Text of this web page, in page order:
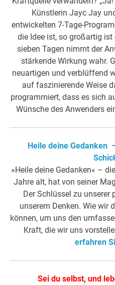
Künstlerin Jayc Jay
entwickelten 7-Tage-
die Idee ist, so großartig
sieben Tagen nimmt der
stärkende Wirkung wahr.
neuartigen und verblüffend
auf faszinierende Weise
programmiert, dass es sich
Wünsche des Anwenders
Heile deine Gedanken
»Heile deine Gedanken« –
Jahre alt, hat von seiner
Der Schlüssel zu
unserem Denken. Wie wir
können, um uns den
Kraft, die wir uns
erfahren
Sei du selbst, und